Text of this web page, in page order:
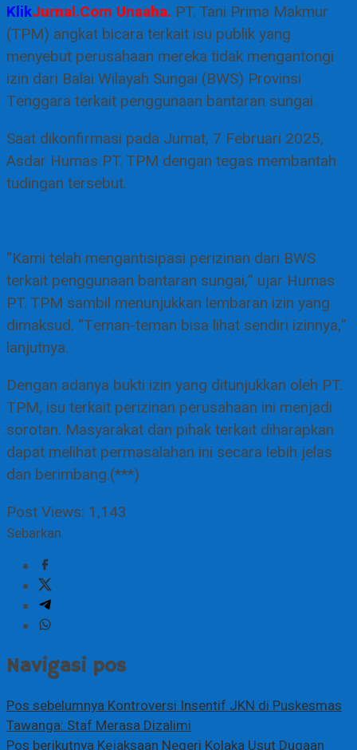
KlikJurnal.Com Unaaha. PT. Tani Prima Makmur
(TPM) angkat bicara terkait isu publik yang
menyebut perusahaan mereka tidak mengantongi
izin dari Balai Wilayah Sungai (BWS) Provinsi
Tenggara terkait penggunaan bantaran sungai.
Saat dikonfirmasi pada Jumat, 7 Februari 2025,
Asdar Humas PT. TPM dengan tegas membantah
tudingan tersebut.
“Kami telah mengantisipasi perizinan dari BWS
terkait penggunaan bantaran sungai,” ujar Humas
PT. TPM sambil menunjukkan lembaran izin yang
dimaksud. “Teman-teman bisa lihat sendiri izinnya,”
lanjutnya.
Dengan adanya bukti izin yang ditunjukkan oleh PT.
TPM, isu terkait perizinan perusahaan ini menjadi
sorotan. Masyarakat dan pihak terkait diharapkan
dapat melihat permasalahan ini secara lebih jelas
dan berimbang.(***)
Post Views: 1,143
Sebarkan
Navigasi pos
Pos sebelumnyaKontroversi Insentif JKN di Puskesmas
Tawanga: Staf Merasa Dizalimi
Pos berikutnya Kejaksaan Negeri Kolaka Usut Dugaan